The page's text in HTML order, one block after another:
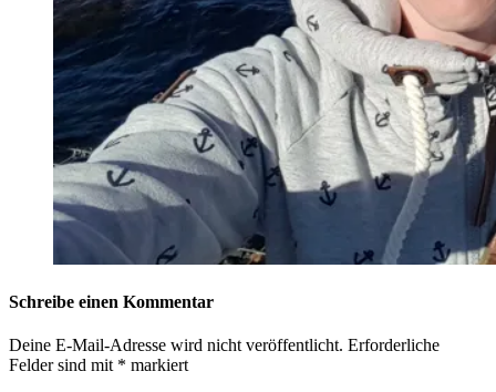
Schreibe einen Kommentar
Deine E-Mail-Adresse wird nicht veröffentlicht. Erforderliche
Felder sind mit * markiert